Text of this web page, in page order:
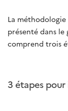
La
présenté dans
comprend trois
3 étapes pour